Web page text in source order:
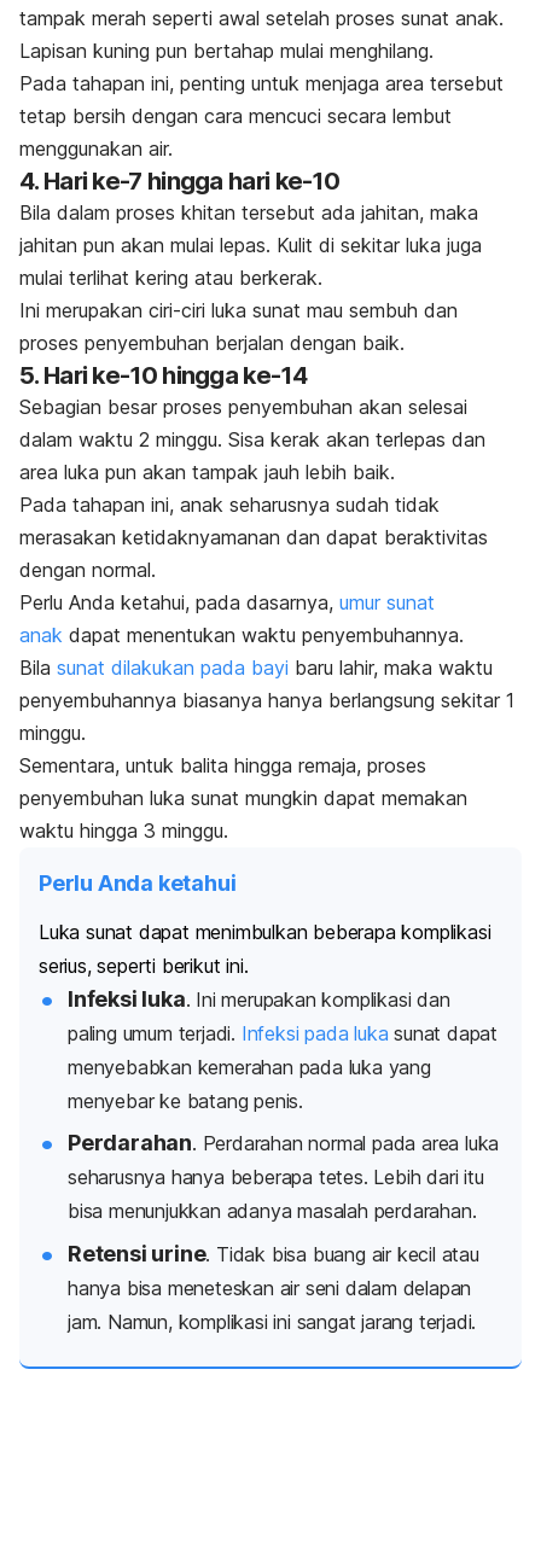
tampak merah seperti awal setelah proses sunat anak.
Lapisan kuning pun bertahap mulai menghilang.
Pada tahapan ini, penting untuk menjaga area tersebut
tetap bersih dengan cara mencuci secara lembut
menggunakan air.
4. Hari ke-7 hingga hari ke-10
Bila dalam proses khitan tersebut ada jahitan, maka
jahitan pun akan mulai lepas. Kulit di sekitar luka juga
mulai terlihat kering atau berkerak.
Ini merupakan ciri-ciri luka sunat mau sembuh dan
proses penyembuhan berjalan dengan baik.
5. Hari ke-10 hingga ke-14
Sebagian besar proses penyembuhan akan selesai
dalam waktu 2 minggu. Sisa kerak akan terlepas dan
area luka pun akan tampak jauh lebih baik.
Pada tahapan ini, anak seharusnya sudah tidak
merasakan ketidaknyamanan dan dapat beraktivitas
dengan normal.
Perlu Anda ketahui, pada dasarnya, umur sunat
anak dapat menentukan waktu penyembuhannya.
Bila sunat dilakukan pada bayi baru lahir, maka waktu
penyembuhannya biasanya hanya berlangsung sekitar 1
minggu.
Sementara, untuk balita hingga remaja, proses
penyembuhan luka sunat mungkin dapat memakan
waktu hingga 3 minggu.
Perlu Anda ketahui
Luka sunat dapat menimbulkan beberapa komplikasi
serius, seperti berikut ini.
Infeksi luka. Ini merupakan komplikasi dan
paling umum terjadi. Infeksi pada luka sunat dapat
menyebabkan kemerahan pada luka yang
menyebar ke batang penis.
Perdarahan. Perdarahan normal pada area luka
seharusnya hanya beberapa tetes. Lebih dari itu
bisa menunjukkan adanya masalah perdarahan.
Retensi urine. Tidak bisa buang air kecil atau
hanya bisa meneteskan air seni dalam delapan
jam. Namun, komplikasi ini sangat jarang terjadi.